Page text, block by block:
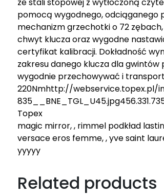
pomocą wygodnego, odciąganego
mechanizm grzechotki o 72
chwyt klucza oraz wygodne
certyfikat kalibracji. Dokładność
zakresu danego klucza dla
wygodnie przechowywać i
220Nmhttp://webservice.topex.pl/
Topex
magic mirror, , rimmel podkład
versace eros femme, , yve saint
yyyyy
Related products